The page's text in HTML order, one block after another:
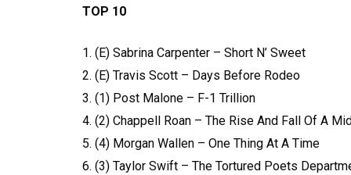
TOP 10
1. (E) Sabrina Carpenter – Short N’ Sweet
2. (E) Travis Scott – Days Before Rodeo
3. (1) Post Malone – F-1 Trillion
4. (2) Chappell Roan – The Rise And Fall Of A
5. (4) Morgan Wallen – One Thing At A Time
6. (3) Taylor Swift – The Tortured Poets